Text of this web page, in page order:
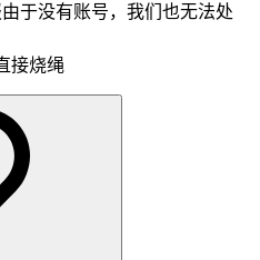
于没有账号，我们也无法处
接烧绳